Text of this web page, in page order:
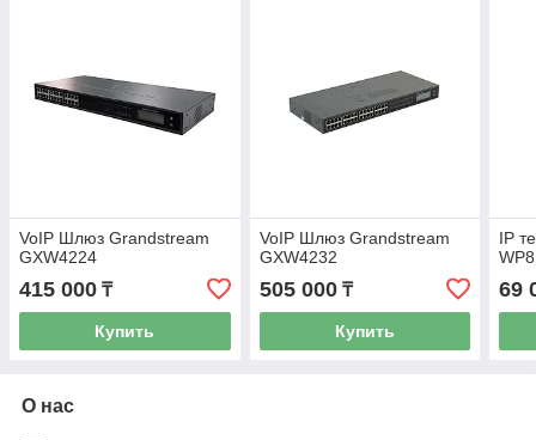
VoIP Шлюз Grandstream
GXW4224
415 000 ₸
Купить
VoIP Шлюз Grandstream
GXW4232
505 000₸
Купить
IP
69
О нас